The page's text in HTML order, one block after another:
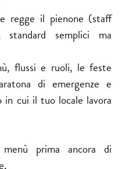
regge il pienone (staff
standard semplici ma
flussi e ruoli, le feste
di emergenze e
in cui il tuo locale lavora
prima ancora di